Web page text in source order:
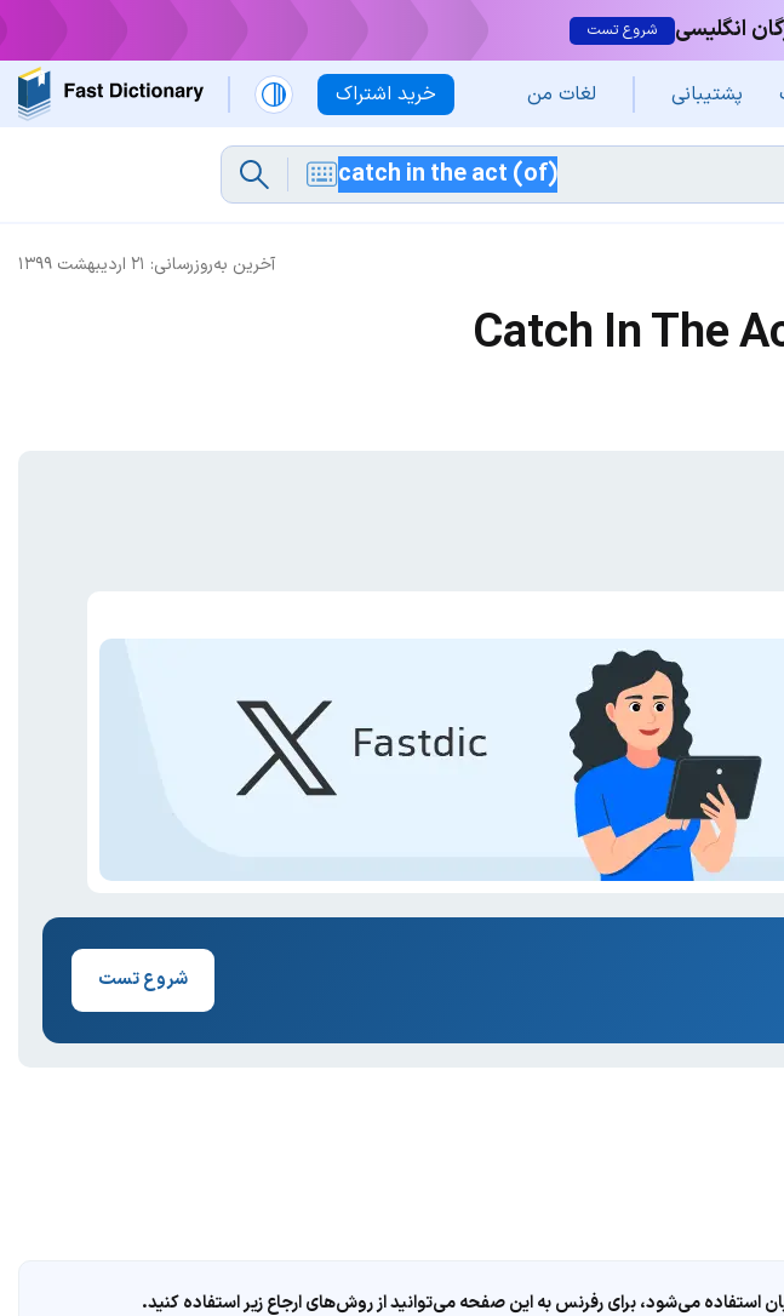
انگلیسی شروع تست
خرید اشتراک پشتیبانی لغات من
آخرین به‌روزرسانی: ۲۱ اردیبهشت ۱۳۹۹
Catch In The
شروع تست
می‌شود، برای رفرنس به این صفحه می‌توانید از روش‌های ارجاع زیر استفاده کنید.